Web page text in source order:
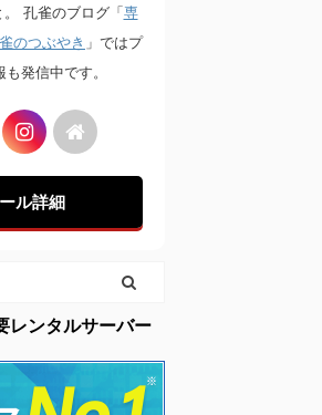
孔雀のブログ「 専
のつぶやき 」ではプ
発信中です。
ル詳細
レンタルサーバー